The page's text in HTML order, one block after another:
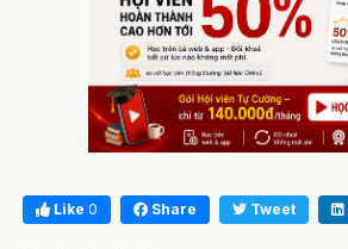
Like 0 Share Tweet